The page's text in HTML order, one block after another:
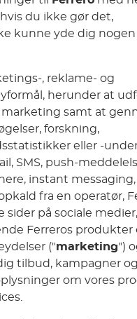
du ikke gør det,
kunne yde dig nogen
, reklame- og
herunder at
samt at
forskning,
eller -
SMS, push-
instant messaging,
fra en operatør,
sider på sociale medier,
Ferreros produkter
("marketing")
tilbud, kampagner
om vores